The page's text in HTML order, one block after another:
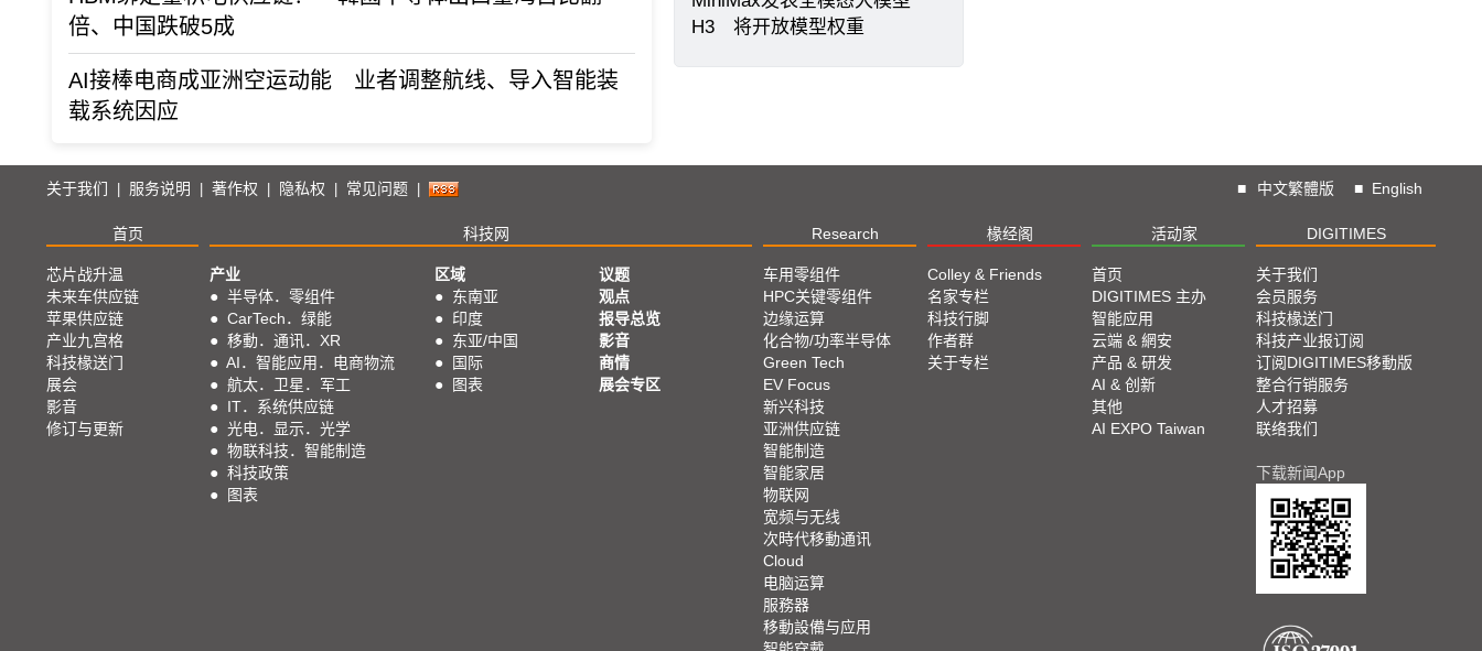
倍、中国跌破5成
AI接棒电商成亚洲空运动能 业者调整航线、导入智能装
载系统因应
H3 将开放模型权重
关于我们 服务说明 著作权 隐私权 常见问题 ■ 中文繁體版 ■ English
首页 科技网 Research 椽经阁 活动家 DIGITIMES
芯片战升温
未来车供应链
苹果供应链
产业九宫格
科技椽送门
展会
影音
修订与更新
产业
● 半导体．零组件
● CarTech．绿能
● 移動．通讯．XR
● AI．智能应用．电商物流
● 航太．卫星．军工
● IT．系统供应链
● 光电．显示．光学
● 物联科技．智能制造
● 科技政策
●
图表
区域
● 东南亚
● 印度
● 东亚/中国
●
国际
●
图表
议题
观点
报导总览
影音
商情
展会专区
车用零组件
HPC关键零组件
边缘运算
化合物/功率半导体
Green Tech
EV Focus
新兴科技
亚洲供应链
智能制造
智能家居
物联网
宽频与无线
次時代移動通讯
Cloud
电脑运算
服務器
移動設備与应用
Colley & Friends
名家专栏
科技行脚
作者群
关于专栏
首页
DIGITIMES 主办
智能应用
云端 & 網安
产品 & 研发
AI & 创新
其他
AI EXPO Taiwan
关于我们
会员服务
科技椽送门
科技产业报订阅
订阅DIGITIMES移動版
整合行销服务
人才招募
联络我们
下载新闻App